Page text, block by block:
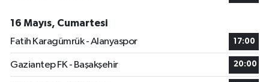
16 Mayıs, Cumartesi
Fatih Karagümrük - Alanyaspor
17:00
Gaziantep FK - Başakşehir 20:00